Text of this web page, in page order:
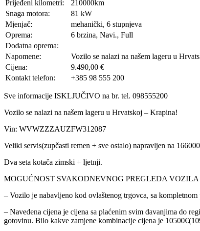
Prijeđeni kilometri:
210000km
Snaga motora:
81 kW
Mjenjač:
mehanički, 6 stupnjeva
Oprema:
6 brzina, Navi., Full
Dodatna oprema:
Napomene:
Vozilo se nalazi na našem lageru u
Cijena:
9.490,00 €
Kontakt telefon:
+385 98 555 200
Sve informacije ISKLJUČIVO na br. tel. 098555200
Vozilo se nalazi na našem lageru u Hrvatskoj – Krapina!
Vin: WVWZZZAUZFW312087
Veliki servis(zupčasti remen + sve ostalo) napravljen na
Dva seta kotača zimski + ljetnji.
MOGUĆNOST SVAKODNEVNOG PREGLEDA VOZILA
– Vozilo je nabavljeno kod ovlaštenog trgovca, sa
– Navedena cijena je cijena sa plaćenim svim davanjima do
gotovinu. Bilo kakve zamjene kombinacije cijena je